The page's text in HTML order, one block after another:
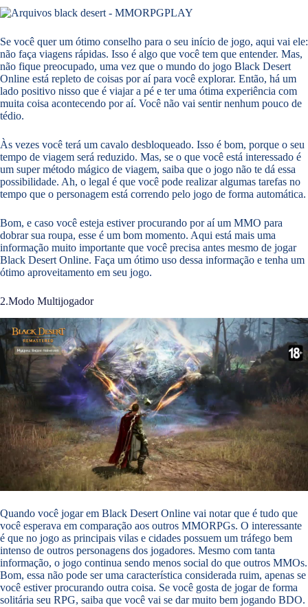
Se você quer um ótimo conselho para o seu início de jogo, aqui vai ele:
não faça viagens rápidas. Isso é algo que você tem que entender. Mas,
não fique preocupado, uma vez que o mundo do jogo Black Desert
Online está repleto de coisas por aí para você explorar. Então, há um
lado positivo nisso que é viajar a pé e ter uma ótima experiência com
muita coisa acontecendo por aí. Você não vai sentir nenhum pouco de
tédio.
Às vezes você terá um cavalo desbloqueado. Isso é bom, porque o seu
tempo de viagem será reduzido. Mas, se o que você está interessado é
um super método mágico de viagem, saiba que o jogo não te dá essa
possibilidade. Ah, o legal é que você pode realizar algumas tarefas no
tempo que o personagem está correndo pelo jogo de forma automática.
Bom, e caso você esteja estiver procurando por aí um MMO para
dobrar sua roupa, esse é um bom momento. Aqui está mais uma
informação muito importante que você precisa antes mesmo de jogar
Black Desert Online. Faça um ótimo uso dessa informação e tenha um
ótimo aproveitamento em seu jogo.
2.Modo Multijogador
Quando você jogar em Black Desert Online vai notar que é tudo que
você esperava em comparação aos outros MMORPGs. O interessante
é que no jogo as principais vilas e cidades possuem um tráfego bem
intenso de outros personagens dos jogadores. Mesmo com tanta
informação, o jogo continua sendo menos social do que outros MMOs.
Bom, essa não pode ser uma característica considerada ruim, apenas se
você estiver procurando outra coisa. Se você gosta de jogar de forma
solitária seu RPG, saiba que você vai se dar muito bem jogando BDO.